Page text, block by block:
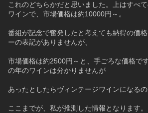
これのどちらかだと思いました。上はすべ
ワインで、市場価格は約10000円～。
番組が記念で奮発したと考えても納得の価
ーの表記がありませんが、
市場価格は約2500円～と、手ごろな価格で
の年のワインは分かりませんが
あったとしたらヴィンテージワインになるの
ここまでが、私が推測した情報となります